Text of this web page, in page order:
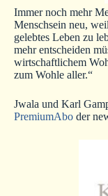
Immer noch mehr
Menschsein neu,
gelebtes Leben zu
mehr entscheiden
wirtschaftlichem
zum Wohle aller.“
Jwala und Karl
PremiumAbo der